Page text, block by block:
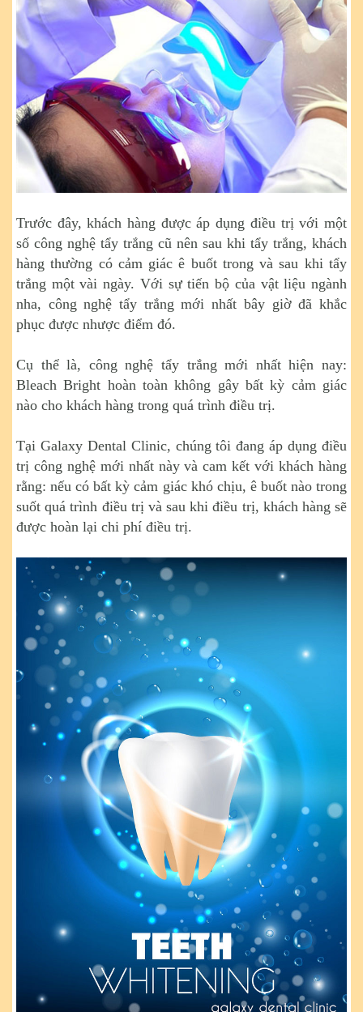
Trước đây, khách hàng được áp dụng điều trị với một
số công nghệ tẩy trắng cũ nên sau khi tẩy trắng, khách
hàng thường có cảm giác ê buốt trong và sau khi tẩy
trắng một vài ngày. Với sự tiến bộ của vật liệu ngành
nha, công nghệ tẩy trắng mới nhất bây giờ đã khắc
phục được nhược điểm đó.
Cụ thể là, công nghệ tẩy trắng mới nhất hiện nay:
Bleach Bright hoàn toàn không gây bất kỳ cảm giác
nào cho khách hàng trong quá trình điều trị.
Tại Galaxy Dental Clinic, chúng tôi đang áp dụng điều
trị công nghệ mới nhất này và cam kết với khách hàng
rằng: nếu có bất kỳ cảm giác khó chịu, ê buốt nào trong
suốt quá trình điều trị và sau khi điều trị, khách hàng sẽ
được hoàn lại chi phí điều trị.